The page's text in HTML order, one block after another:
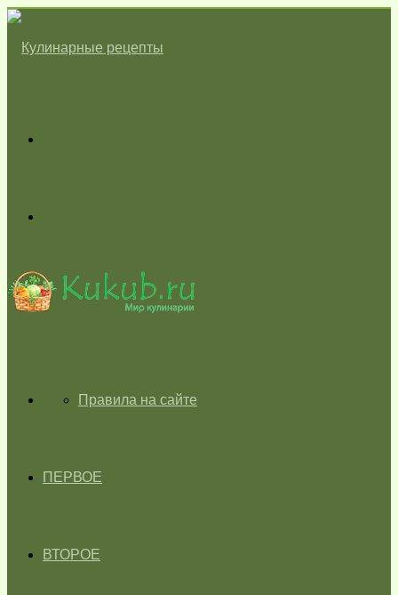
skin
ГЛАВНАЯПравила на сайте
ПЕРВОЕ
ВТОРОЕ